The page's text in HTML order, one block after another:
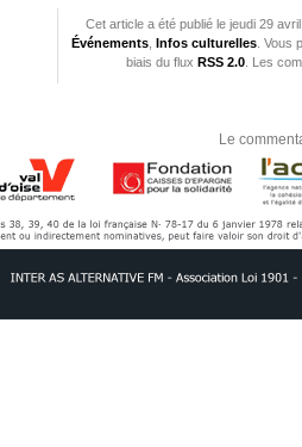
Cet article a été publié le jeudi 29
Événements Infos culturelles .
biais du flux RSS 2.0. Les
Le